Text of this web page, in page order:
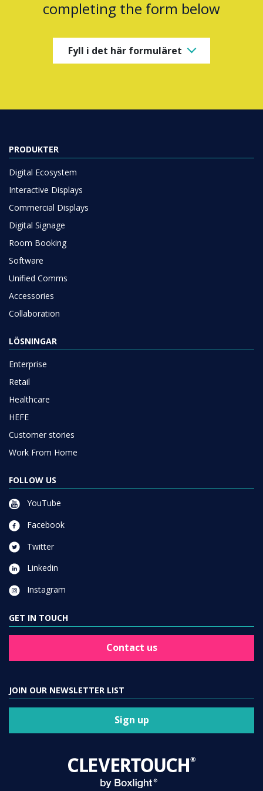
completing the form below
Fyll i det här formuläret
PRODUKTER
Digital Ecosystem
Interactive Displays
Commercial Displays
Digital Signage
Room Booking
Software
Unified Comms
Accessories
Collaboration
LÖSNINGAR
Enterprise
Retail
Healthcare
HEFE
Customer stories
Work From Home
FOLLOW US
YouTube
Facebook
Twitter
Linkedin
Instagram
GET IN TOUCH
Contact us
JOIN OUR NEWSLETTER LIST
Sign up